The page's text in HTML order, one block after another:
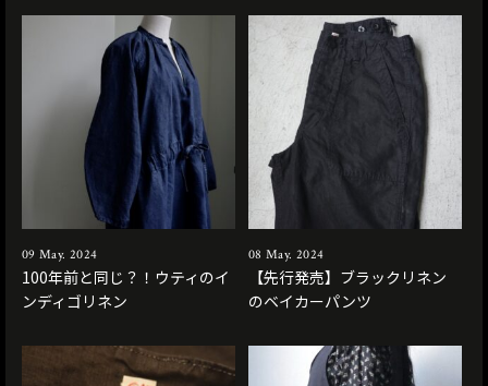
09 May. 2024
100年前と同じ？！ウティのイ
ンディゴリネン
08 May. 2024
【先行発売】ブラックリネン
のベイカーパンツ